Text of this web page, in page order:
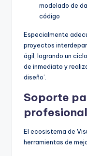
modelado de
código
Especialmente
proyectos
ágil, logrando un
de inmediato y
diseño’.
Soporte
El ecosistema de
herramientas de